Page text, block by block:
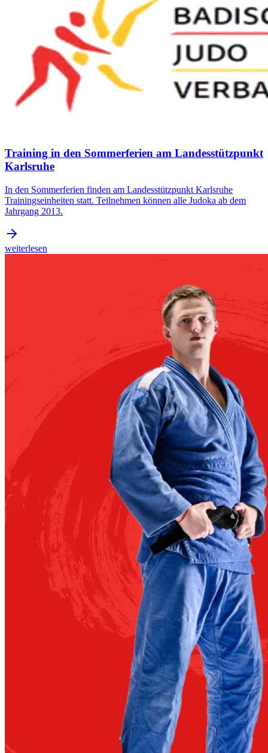
Training in den Sommerferien am Landesstützpunkt
Karlsruhe
In den Sommerferien finden am Landesstützpunkt Karlsruhe
Trainingseinheiten statt. Teilnehmen können alle Judoka ab dem
Jahrgang 2013.
weiterlesen